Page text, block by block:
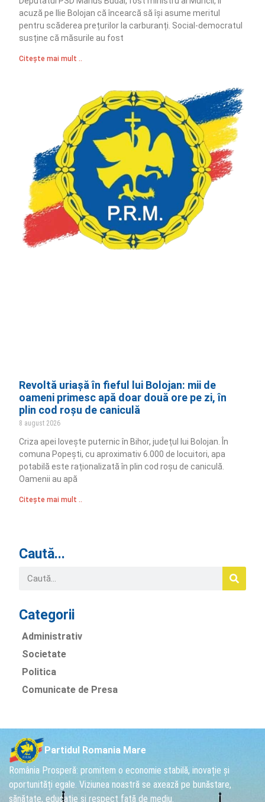
acuză pe Ilie Bolojan că încearcă să își asume meritul
pentru scăderea prețurilor la carburanți. Social-democratul
susține că măsurile au fost
Citește mai mult ..
Revoltă uriașă în fieful lui Bolojan: mii de
oameni primesc apă doar două ore pe zi, în
plin cod roșu de caniculă
8 august 2026
Criza apei lovește puternic în Bihor, județul lui Bolojan. În
comuna Popești, cu aproximativ 6.000 de locuitori, apa
potabilă este raționalizată în plin cod roșu de caniculă.
Oamenii au apă
Citește mai mult ..
Caută...
Categorii
Administrativ
Societate
Politica
Comunicate de Presa
Partidul Romania Mare
România Prosperă: promitem o economie stabilă, inovație și
oportunități egale. Viziunea noastră se axează pe bunăstare,
sănătate, educație și respect față de mediu.